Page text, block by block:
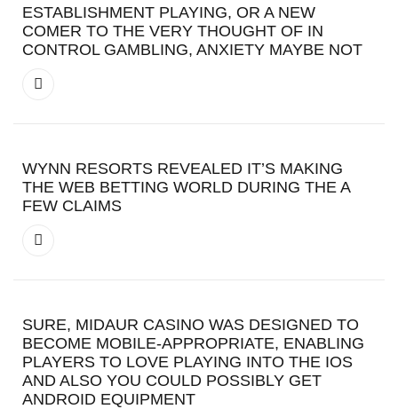
ESTABLISHMENT PLAYING, OR A NEW
COMER TO THE VERY THOUGHT OF IN
CONTROL GAMBLING, ANXIETY MAYBE NOT
WYNN RESORTS REVEALED IT’S MAKING
THE WEB BETTING WORLD DURING THE A
FEW CLAIMS
SURE, MIDAUR CASINO WAS DESIGNED TO
BECOME MOBILE-APPROPRIATE, ENABLING
PLAYERS TO LOVE PLAYING INTO THE IOS
AND ALSO YOU COULD POSSIBLY GET
ANDROID EQUIPMENT